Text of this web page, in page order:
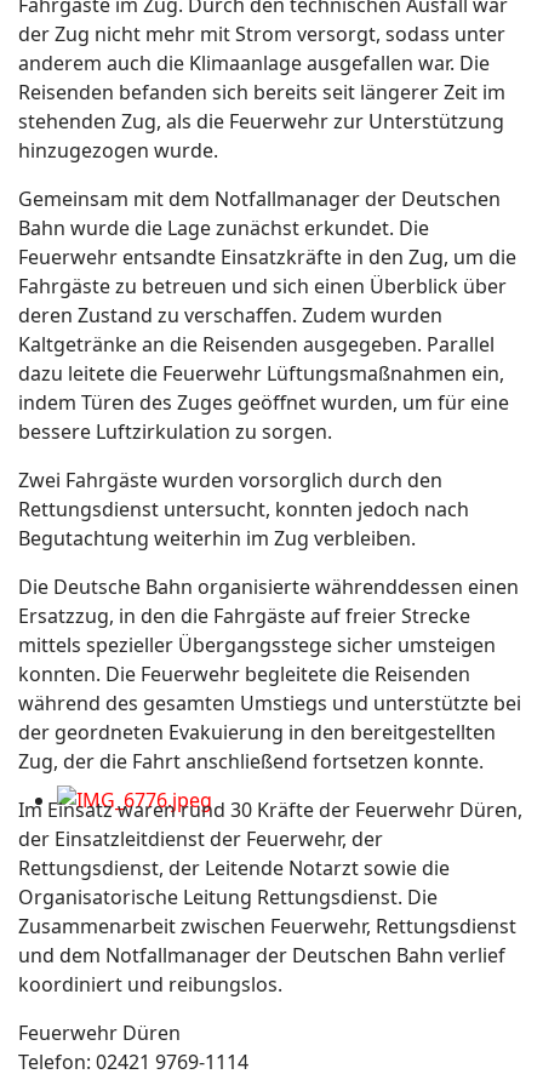
der Zug nicht mehr mit Strom versorgt, sodass unter
anderem auch die Klimaanlage ausgefallen war. Die
Reisenden befanden sich bereits seit längerer Zeit im
stehenden Zug, als die Feuerwehr zur Unterstützung
hinzugezogen wurde.
Gemeinsam mit dem Notfallmanager der Deutschen
Bahn wurde die Lage zunächst erkundet. Die
Feuerwehr entsandte Einsatzkräfte in den Zug, um die
Fahrgäste zu betreuen und sich einen Überblick über
deren Zustand zu verschaffen. Zudem wurden
Kaltgetränke an die Reisenden ausgegeben. Parallel
dazu leitete die Feuerwehr Lüftungsmaßnahmen ein,
indem Türen des Zuges geöffnet wurden, um für eine
bessere Luftzirkulation zu sorgen.
Zwei Fahrgäste wurden vorsorglich durch den
Rettungsdienst untersucht, konnten jedoch nach
Begutachtung weiterhin im Zug verbleiben.
Die Deutsche Bahn organisierte währenddessen einen
Ersatzzug, in den die Fahrgäste auf freier Strecke
mittels spezieller Übergangsstege sicher umsteigen
konnten. Die Feuerwehr begleitete die Reisenden
während des gesamten Umstiegs und unterstützte bei
der geordneten Evakuierung in den bereitgestellten
Zug, der die Fahrt anschließend fortsetzen konnte.
Im Einsatz waren rund 30 Kräfte der Feuerwehr Düren,
der Einsatzleitdienst der Feuerwehr, der
Rettungsdienst, der Leitende Notarzt sowie die
Organisatorische Leitung Rettungsdienst. Die
Zusammenarbeit zwischen Feuerwehr, Rettungsdienst
und dem Notfallmanager der Deutschen Bahn verlief
koordiniert und reibungslos.
Feuerwehr Düren
Telefon: 02421 9769-1114